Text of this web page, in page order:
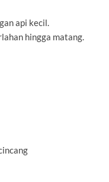
api kecil.
hingga matang.